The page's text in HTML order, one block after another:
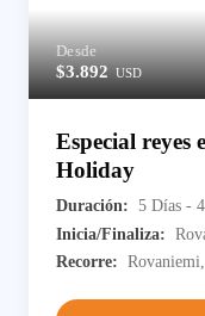
Desde
$3.892USD
Especial reyes
Holiday
Duración: 5 Días -
Inicia/Finaliza:
Recorre: